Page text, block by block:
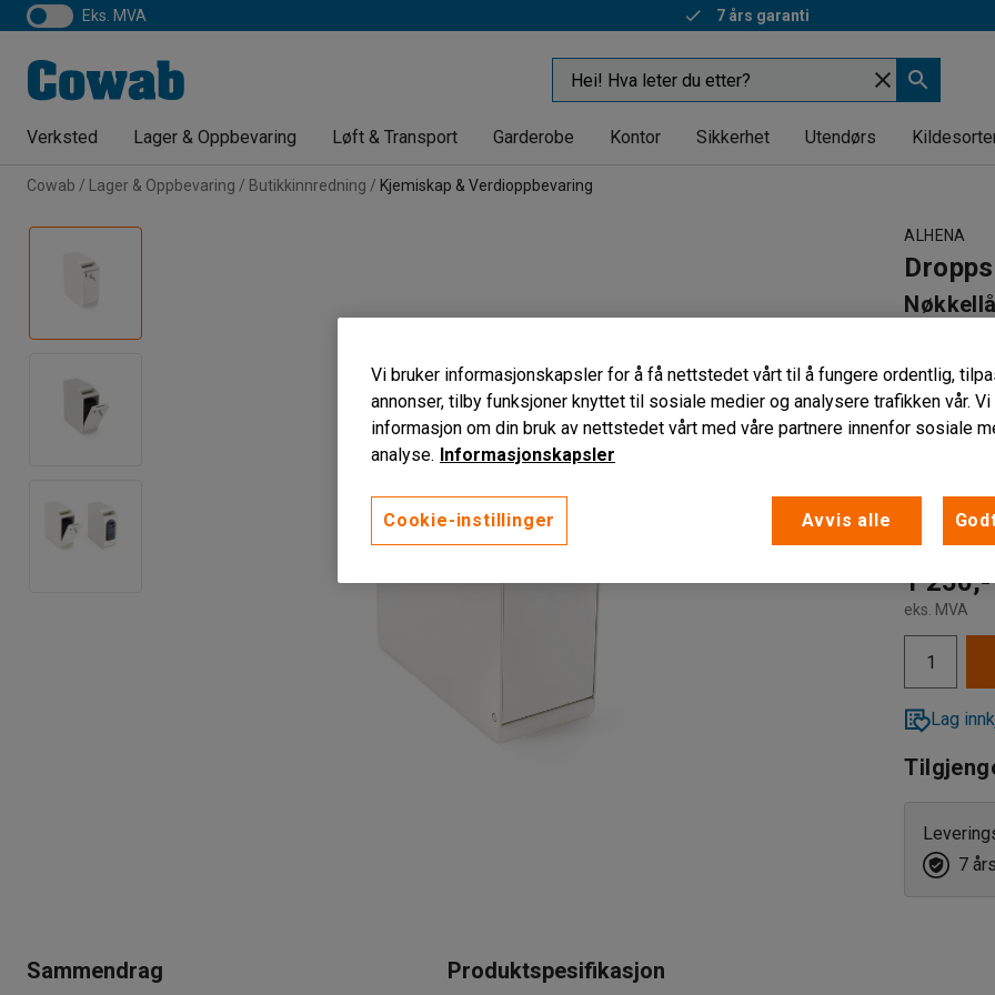
eks. MVA 7 års garanti
Verksted Lager & Oppbevaring Løft & Transport Garderobe Kontor Sikkerhet Utendørs
Cowab Lager & Oppbevaring Butikkinnredning Kjemiskap & Verdioppbevaring
Sammendrag Produktspesifikasjon
ALHENA
Fiskevern
Kraftig
Med
1 250,-
eks. MVA
Lag
7
Vi bruker informasjonskapsler for å få nettstedet vårt til å fungere ordentlig,
annonser, tilby funksjoner knyttet til sosiale medier og analysere trafikken vår.
informasjon om din bruk av nettstedet vårt med våre partnere innenfor sosiale
analyse. Informasjonskapsler
Cookie-instillinger Avvis alle